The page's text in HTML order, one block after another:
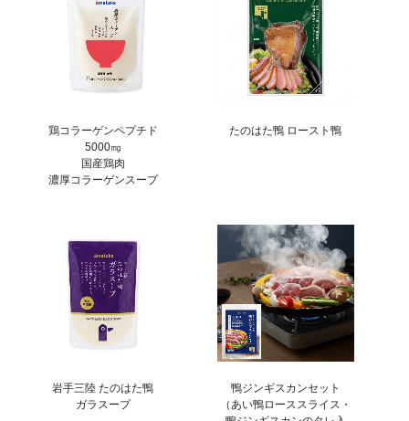
鶏コラーゲンペプチド
5000㎎
国産鶏肉
濃厚コラーゲンスープ
岩手三陸 たのはた鴨
ガラスープ
たのはた鴨 ロースト鴨
鴨ジンギスカンセット
（あい鴨ローススライス・